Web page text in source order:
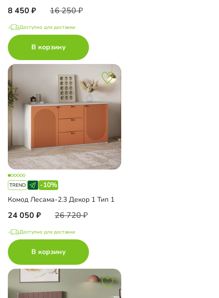
8 450 16 250
Доступно для доставки
В корзину
-10%
Комод Лесама-2.3 Декор 1 Тип 1
24 050 26 720
Доступно для доставки
В корзину